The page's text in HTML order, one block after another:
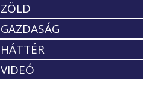
ZÖLD
GAZDASÁG
HÁTTÉR
VIDEÓ